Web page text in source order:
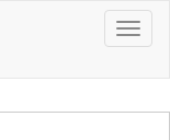
Toggle